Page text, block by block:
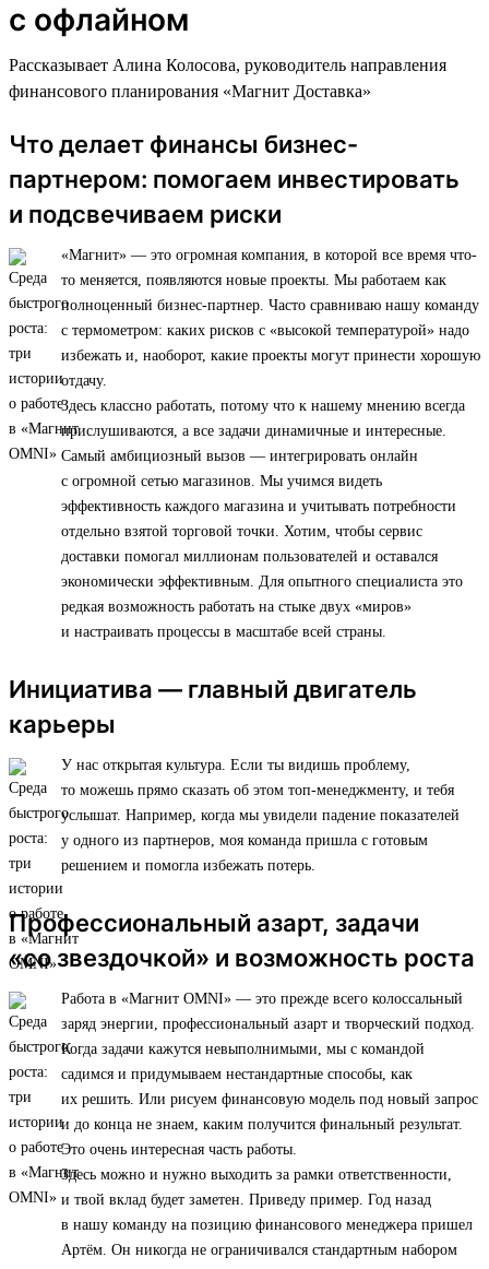
с офлайном
Рассказывает Алина Колосова, руководитель направления
финансового планирования «Магнит Доставка»
Что делает финансы бизнес-
партнером: помогаем инвестировать
и подсвечиваем риски
«Магнит» — это огромная компания, в которой все время что-
то меняется, появляются новые проекты. Мы работаем как
полноценный бизнес-партнер. Часто сравниваю нашу команду
с термометром: каких рисков с «высокой температурой» надо
избежать и, наоборот, какие проекты могут принести хорошую
отдачу.
Здесь классно работать, потому что к нашему мнению всегда
прислушиваются, а все задачи динамичные и интересные.
Самый амбициозный вызов — интегрировать онлайн
с огромной сетью магазинов. Мы учимся видеть
эффективность каждого магазина и учитывать потребности
отдельно взятой торговой точки. Хотим, чтобы сервис
доставки помогал миллионам пользователей и оставался
экономически эффективным. Для опытного специалиста это
редкая возможность работать на стыке двух «миров»
и настраивать процессы в масштабе всей страны.
Инициатива — главный двигатель
карьеры
У нас открытая культура. Если ты видишь проблему,
то можешь прямо сказать об этом топ-менеджменту, и тебя
услышат. Например, когда мы увидели падение показателей
у одного из партнеров, моя команда пришла с готовым
решением и помогла избежать потерь.
Профессиональный азарт, задачи
«со звездочкой» и возможность роста
Работа в «Магнит OMNI» — это прежде всего колоссальный
заряд энергии, профессиональный азарт и творческий подход.
Когда задачи кажутся невыполнимыми, мы с командой
садимся и придумываем нестандартные способы, как
их решить. Или рисуем финансовую модель под новый запрос
и до конца не знаем, каким получится финальный результат.
Это очень интересная часть работы.
Здесь можно и нужно выходить за рамки ответственности,
и твой вклад будет заметен. Приведу пример. Год назад
в нашу команду на позицию финансового менеджера пришел
Артём. Он никогда не ограничивался стандартным набором